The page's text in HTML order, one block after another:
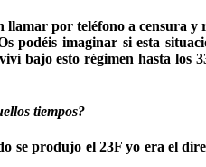
por teléfono a censura
imaginar si esta
bajo esto régimen hasta
tiempos?
produjo el 23F yo era el